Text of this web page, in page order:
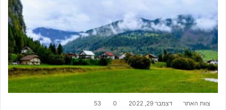
צוות האתר דצמבר 29, 2022 0
53